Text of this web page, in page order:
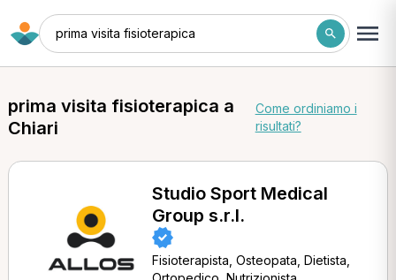
prima visita fisioterapica
prima visita fisioterapica a
Chiari
Come ordiniamo i
risultati?
Studio Sport Medical
Group s.r.l.
Fisioterapista, Osteopata, Dietista,